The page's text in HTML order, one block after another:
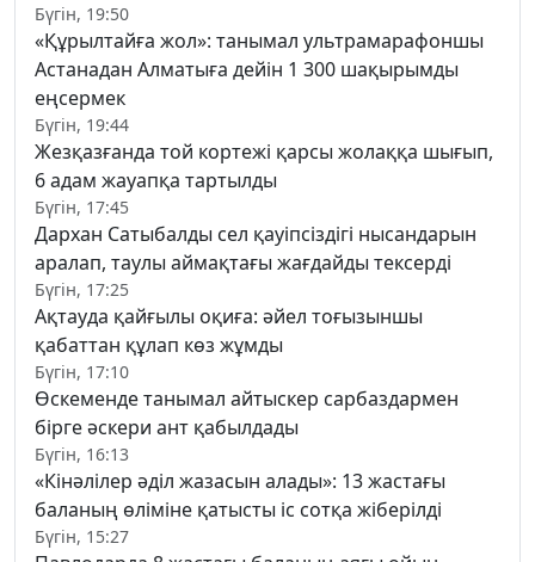
Бүгін, 19:50
«Құрылтайға жол»: танымал ультрамарафоншы
Астанадан Алматыға дейін 1 300 шақырымды
еңсермек
Бүгін, 19:44
Жезқазғанда той кортежі қарсы жолаққа шығып,
6 адам жауапқа тартылды
Бүгін, 17:45
Дархан Сатыбалды сел қауіпсіздігі нысандарын
аралап, таулы аймақтағы жағдайды тексерді
Бүгін, 17:25
Ақтауда қайғылы оқиға: әйел тоғызыншы
қабаттан құлап көз жұмды
Бүгін, 17:10
Өскеменде танымал айтыскер сарбаздармен
бірге әскери ант қабылдады
Бүгін, 16:13
«Кінәлілер әділ жазасын алады»: 13 жастағы
баланың өліміне қатысты іс сотқа жіберілді
Бүгін, 15:27